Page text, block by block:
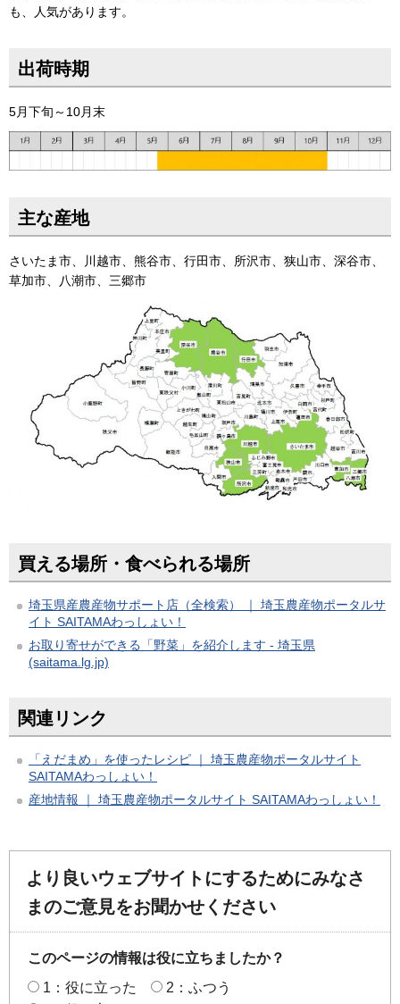
も、人気があります。
出荷時期
5月下旬～10月末
主な産地
さいたま市、川越市、熊谷市、行田市、所沢市、狭山市、深谷市、
草加市、八潮市、三郷市
買える場所・食べられる場所
埼玉県産農産物サポート店（全検索） ｜ 埼玉農産物ポータルサ
イト SAITAMAわっしょい！
お取り寄せができる「野菜」を紹介します - 埼玉県
(saitama.lg.jp)
関連リンク
「えだまめ」を使ったレシピ ｜ 埼玉農産物ポータルサイト
SAITAMAわっしょい！
産地情報 ｜ 埼玉農産物ポータルサイト SAITAMAわっしょい！
より良いウェブサイトにするためにみなさ
まのご意見をお聞かせください
このページの情報は役に立ちましたか？
1：役に立った
2：ふつう